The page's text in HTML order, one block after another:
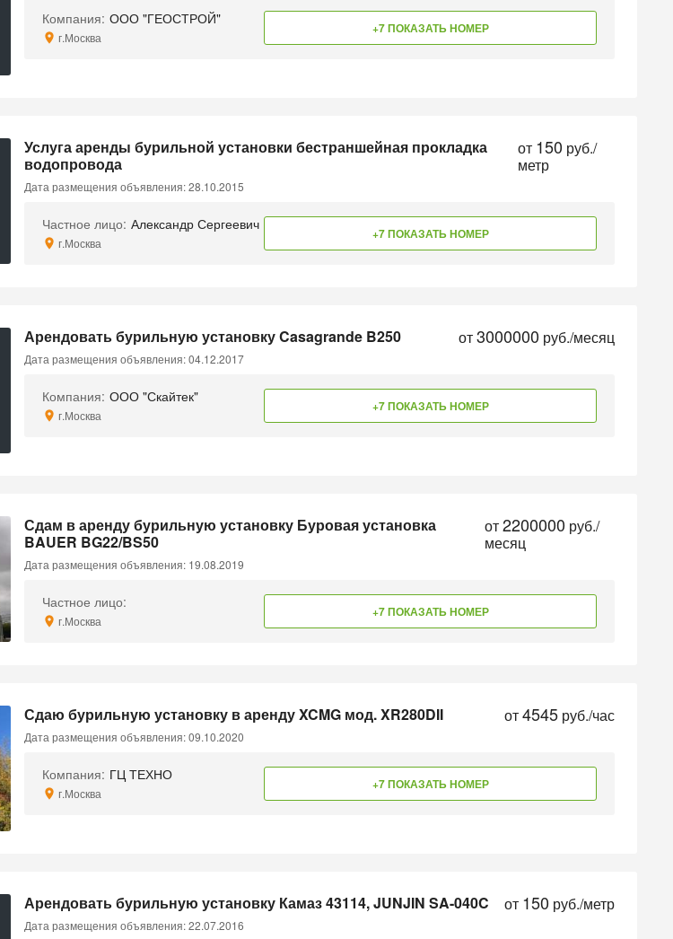
Компания: ООО "ГЕОСТРОЙ"
г.Москва
+7 ПОКАЗАТЬ НОМЕР
Услуга аренды бурильной установки бестраншейная прокладка
водопровода
от 150 руб./
метр
Дата размещения объявления: 28.10.2015
Частное лицо: Александр Сергеевич
г.Москва
+7 ПОКАЗАТЬ НОМЕР
Арендовать бурильную установку Casagrande B250 от3000000 руб./месяц
Дата размещения объявления: 04.12.2017
Компания: ООО "Скайтек"
г.Москва
+7 ПОКАЗАТЬ НОМЕР
Сдам в аренду бурильную установку Буровая установка
BAUER BG22/BS50
от2200000 руб./
месяц
Дата размещения объявления: 19.08.2019
Частное лицо:
г.Москва
+7 ПОКАЗАТЬ НОМЕР
Сдаю бурильную установку в аренду XCMG мод. XR280DII от4545 руб./час
Дата размещения объявления: 09.10.2020
Компания: ГЦ ТЕХНО
г.Москва
+7 ПОКАЗАТЬ НОМЕР
Арендовать бурильную установку Камаз 43114, JUNJIN SA-040C от 150 руб./метр
Дата размещения объявления: 22.07.2016